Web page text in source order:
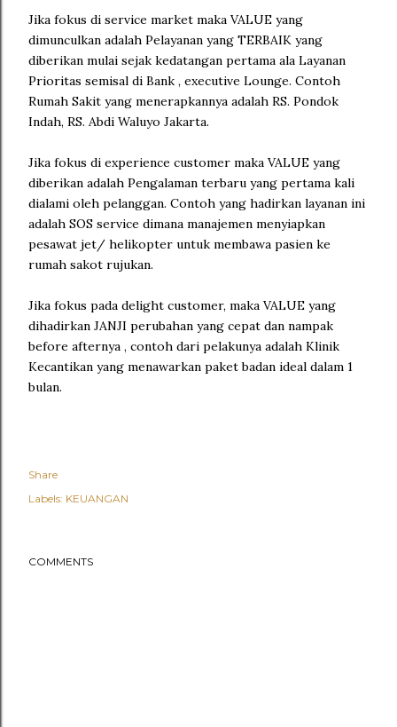
Jika fokus di service market maka VALUE yang
dimunculkan adalah Pelayanan yang TERBAIK yang
diberikan mulai sejak kedatangan pertama ala Layanan
Prioritas semisal di Bank , executive Lounge. Contoh
Rumah Sakit yang menerapkannya adalah RS. Pondok
Indah, RS. Abdi Waluyo Jakarta.
Jika fokus di experience customer maka VALUE yang
diberikan adalah Pengalaman terbaru yang pertama kali
dialami oleh pelanggan. Contoh yang hadirkan layanan ini
adalah SOS service dimana manajemen menyiapkan
pesawat jet/ helikopter untuk membawa pasien ke
rumah sakot rujukan.
Jika fokus pada delight customer, maka VALUE yang
dihadirkan JANJI perubahan yang cepat dan nampak
before afternya , contoh dari pelakunya adalah Klinik
Kecantikan yang menawarkan paket badan ideal dalam 1
bulan.
Share
Labels: KEUANGAN
COMMENTS